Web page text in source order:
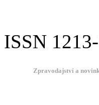
ISSN
Zpravodajství a